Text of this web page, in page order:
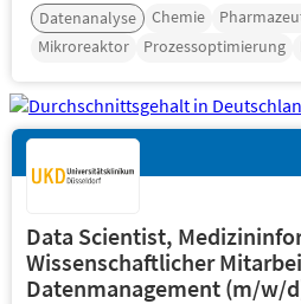
Datenanalyse Chemie
Mikroreaktor
Prozessoptimierung
Data Scientist,
Wissenschaftlicher
Datenmanagement (m/w/